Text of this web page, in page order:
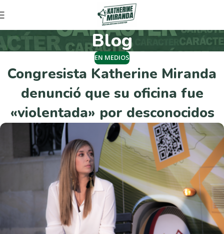
Blog
EN MEDIOS
Congresista Katherine Miranda
denunció que su oficina fue
«violentada» por desconocidos